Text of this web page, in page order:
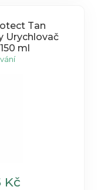
Tan
Urychlovač
ml
Kč